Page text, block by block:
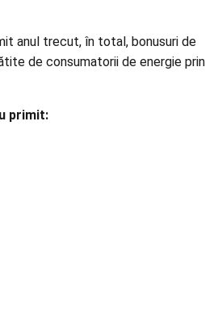
anul trecut, în total, bonusuri de
de consumatorii de energie prin
primit: